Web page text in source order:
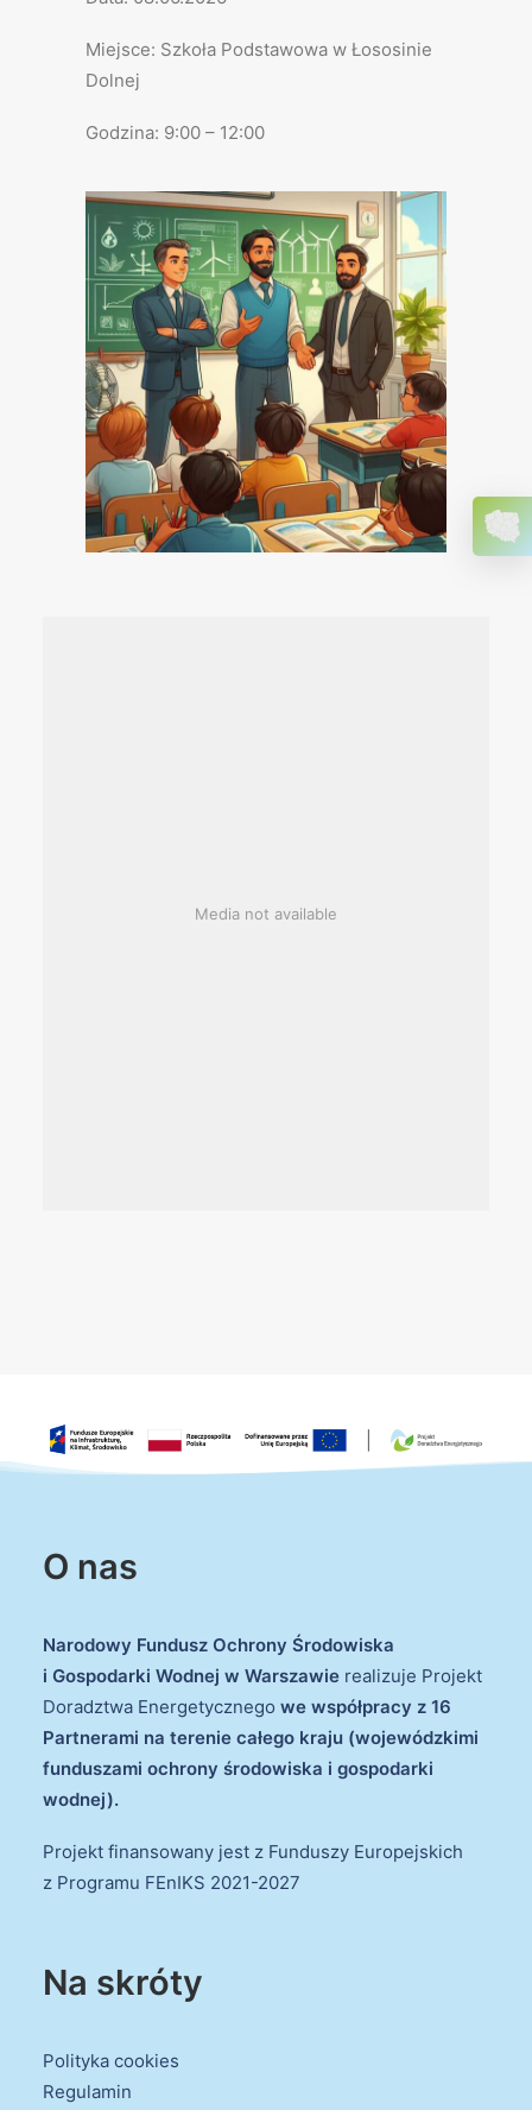
Miejsce: Szkoła Podstawowa w Łososinie
Dolnej
Godzina: 9:00 – 12:00
Media not available
O nas
Narodowy Fundusz Ochrony Środowiska
i Gospodarki Wodnej w Warszawie realizuje Projekt
Doradztwa Energetycznego we współpracy z 16
Partnerami na terenie całego kraju (wojewódzkimi
funduszami ochrony środowiska i gospodarki
wodnej).
Projekt finansowany jest z Funduszy Europejskich
z Programu FEnIKS 2021-2027
Na skróty
Polityka cookies
Regulamin